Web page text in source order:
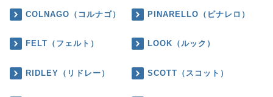
COLNAGO（コルナゴ） PINARELLO（ピナレロ）
FELT（フェルト） LOOK（ルック）
RIDLEY（リドレー） SCOTT（スコット）